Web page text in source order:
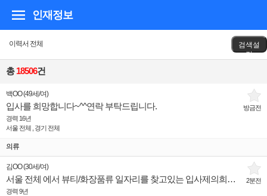
인재정보
이력서 전체
검색설
정
총18506건
방금전
백OO(49세 /여)
입사를 희망합니다~^^연락 부탁드립니다.
경력 16년
서울 전체 , 경기 전체
의류
2분전
김OO(30세 /여)
서울 전체 에서 뷰티/화장품류 일자리를 찾고있는 입사제의희망 인재입니다.
경력 9년